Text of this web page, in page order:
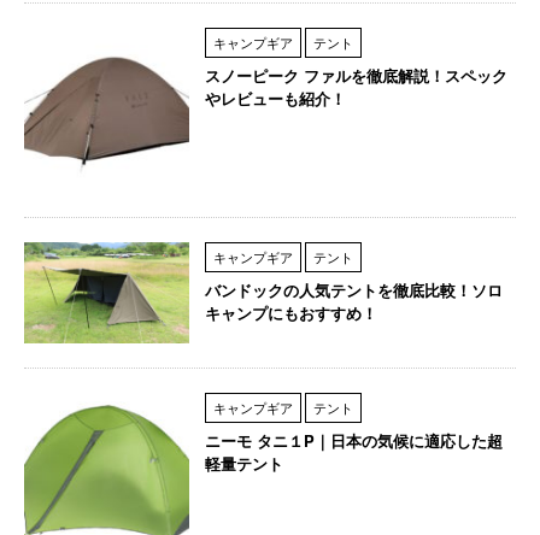
キャンプギア テント
スノーピーク ファルを徹底解説！スペック
やレビューも紹介！
キャンプギア テント
バンドックの人気テントを徹底比較！ソロ
キャンプにもおすすめ！
キャンプギア テント
ニーモ タニ１P｜日本の気候に適応した超
軽量テント